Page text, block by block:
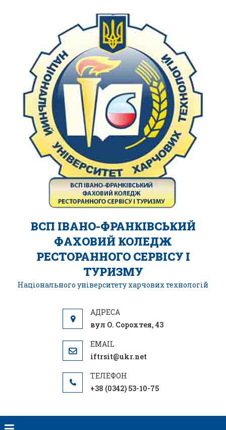
ВСП ІВАНО-ФРАНКІВСЬКИЙ
ФАХОВИЙ КОЛЕДЖ
РЕСТОРАННОГО СЕРВІСУ І
ТУРИЗМУ
Національного університету харчових технологій
вул О. Сорохтея, 43
iftrsit@ukr.net
+38 (0342) 53-10-75